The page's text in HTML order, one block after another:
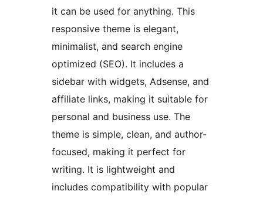
it can be used for anything. This
responsive theme is elegant,
minimalist, and search engine
optimized (SEO). It includes a
sidebar with widgets, Adsense, and
affiliate links, making it suitable for
personal and business use. The
theme is simple, clean, and author-
focused, making it perfect for
writing. It is lightweight and
includes compatibility with popular